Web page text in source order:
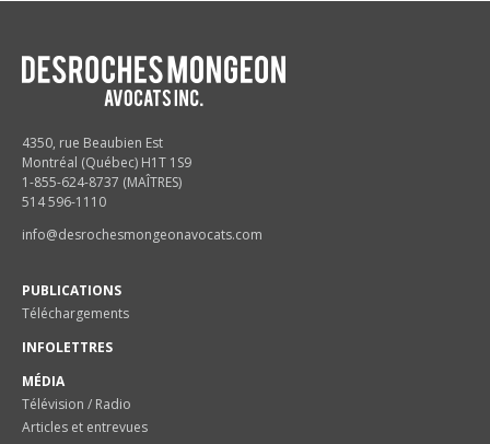
4350, rue Beaubien Est
Montréal (Québec) H1T 1S9
1-855-624-8737 (MAÎTRES)
514 596-1110
info@desrochesmongeonavocats.com
PUBLICATIONS
Téléchargements
INFOLETTRES
MÉDIA
Télévision / Radio
Articles et entrevues